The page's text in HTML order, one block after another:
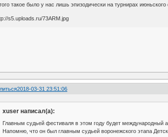
такое было у нас лишь эпизодически на турнирах
2018-03-31 23:51:06
xuser написал(а):
Главным судьей фестиваля в этом году будет
Напомню, что он был главным судьей воронежского этапа